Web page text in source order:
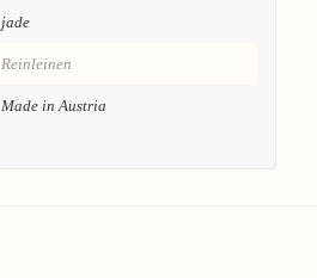
jade
Reinleinen
Made in Austria